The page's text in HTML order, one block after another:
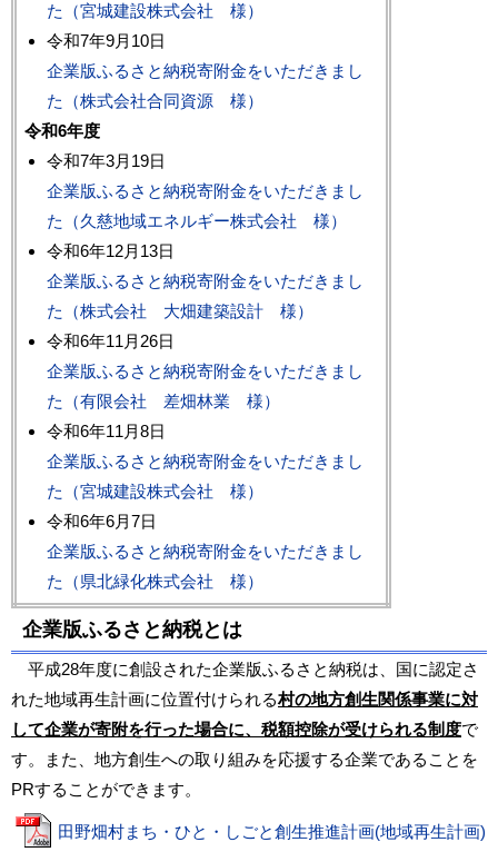
た（宮城建設株式会社 様）
令和7年9月10日
企業版ふるさと納税寄附金をいただきまし
た（株式会社合同資源 様）
令和6年度
令和7年3月19日
企業版ふるさと納税寄附金をいただきまし
た（久慈地域エネルギー株式会社 様）
令和6年12月13日
企業版ふるさと納税寄附金をいただきまし
た（株式会社 大畑建築設計 様）
令和6年11月26日
企業版ふるさと納税寄附金をいただきまし
た（有限会社 差畑林業 様）
令和6年11月8日
企業版ふるさと納税寄附金をいただきまし
た（宮城建設株式会社 様）
令和6年6月7日
企業版ふるさと納税寄附金をいただきまし
た（県北緑化株式会社 様）
企業版ふるさと納税とは
平成28年度に創設された企業版ふるさと納税は、国に認定さ
れた地域再生計画に位置付けられる村の地方創生関係事業に対
して企業が寄附を行った場合に、税額控除が受けられる制度で
す。また、地方創生への取り組みを応援する企業であることを
PRすることができます。
田野畑村まち・ひと・しごと創生推進計画(地域再生計画)